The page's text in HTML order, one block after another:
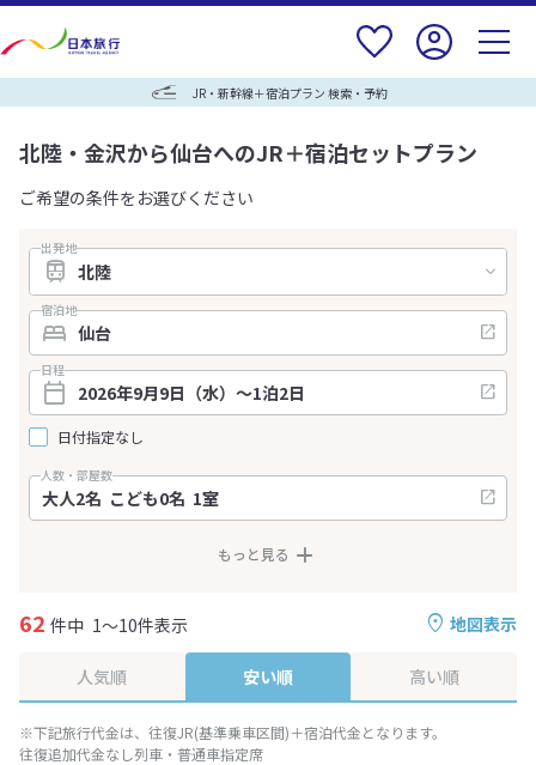
JR・新幹線＋宿泊プラン 検索・予約
北陸・金沢から仙台へのJR＋宿泊セットプラン
ご希望の条件をお選びください
出発地
宿泊地
日程
日付指定なし
人数・部屋数
もっと見る
地図表示
62 件中 1～10件表示
人気順 安い順 高い順
※下記旅行代金は、往復JR(基準乗車区間)＋宿泊代金となります。
往復追加代金なし列車・普通車指定席